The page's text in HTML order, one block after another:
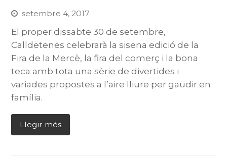
setembre 4, 2017
El proper dissabte 30 de setembre,
Calldetenes celebrarà la sisena edició de la
Fira de la Mercè, la fira del comerç i la bona
teca amb tota una sèrie de divertides i
variades propostes a l’aire lliure per gaudir en
família.
Llegir més